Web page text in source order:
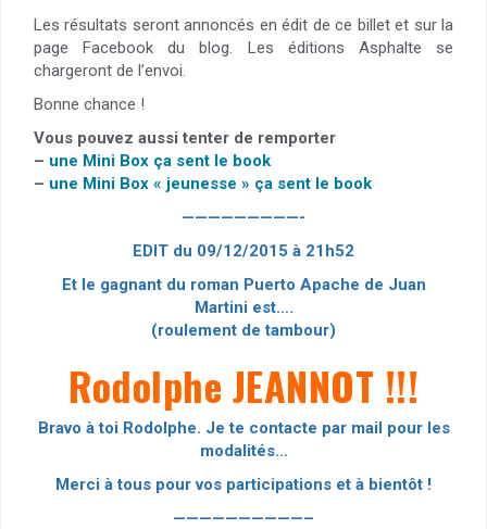
Les résultats seront annoncés en édit de ce billet et sur la
page Facebook du blog. Les éditions Asphalte se
chargeront de l’envoi.
Bonne chance !
Vous pouvez aussi tenter de remporter
– une Mini Box ça sent le book
– une Mini Box « jeunesse » ça sent le book
—————————-
EDIT du 09/12/2015 à 21h52
Et le gagnant du roman Puerto Apache de Juan
Martini est….
(roulement de tambour)
Rodolphe JEANNOT !!!
Bravo à toi Rodolphe. Je te contacte par mail pour les
modalités…
Merci à tous pour vos participations et à bientôt !
——————————–